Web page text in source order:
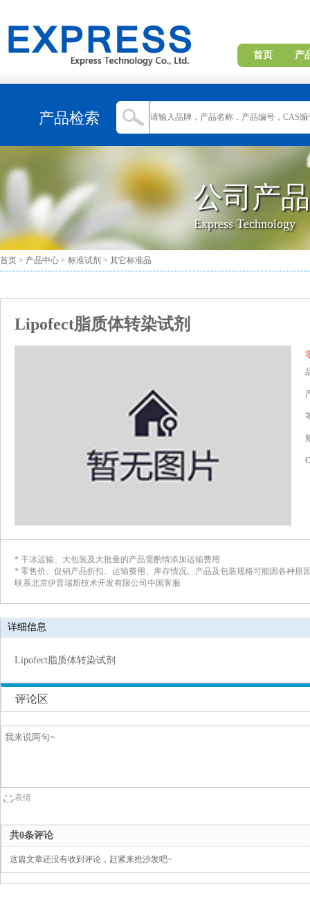
首页 产
产品检索
公司产品
Express Technology
首页 > 产品中心 > 标准试剂 > 其它标准品
Lipofect脂质体转染试剂
* 干冰运输、大包装及大批量的产品需酌情添加运输费用
* 零售价、促销产品折扣、运输费用、库存情况、产品及包装规格可能因各种原
联系北京伊普瑞斯技术开发有限公司中国客服
详细信息
Lipofect脂质体转染试剂
评论区
表情
共0条评论
这篇文章还没有收到评论，赶紧来抢沙发吧~